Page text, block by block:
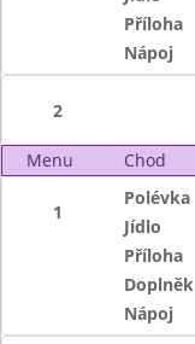
Příloha
Nápoj
2
Menu Chod
1
Polévka
Jídlo
Příloha
Doplněk
Nápoj